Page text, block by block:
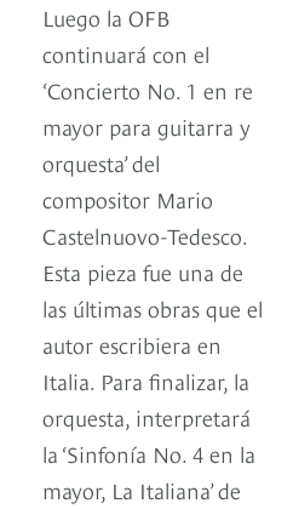
Luego la OFB
continuará con el
‘Concierto No. 1 en re
mayor para guitarra y
orquesta’ del
compositor Mario
Castelnuovo-Tedesco.
Esta pieza fue una de
las últimas obras que el
autor escribiera en
Italia. Para finalizar, la
orquesta, interpretará
la ‘Sinfonía No. 4 en la
mayor, La Italiana’ de